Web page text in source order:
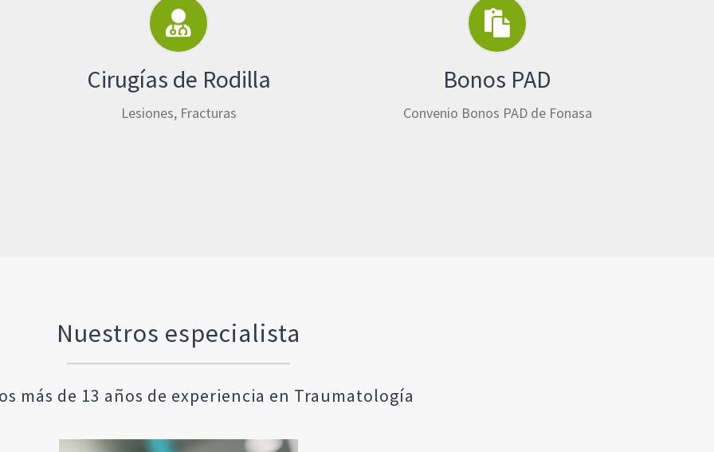
Cirugías de Rodilla
Lesiones, Fracturas
Bonos PAD
Convenio Bonos PAD de Fonasa
Nuestros especialista
más de 13 años de experiencia en Traumatología